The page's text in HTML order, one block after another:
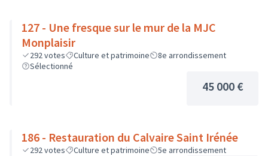
127 - Une fresque sur le mur de la MJC
Monplaisir
292votes Culture et patrimoine
8e arrondissement
Sélectionné
45 000 €
186 - Restauration du Calvaire Saint Irénée
292votes Culture et patrimoine 5e arrondissement